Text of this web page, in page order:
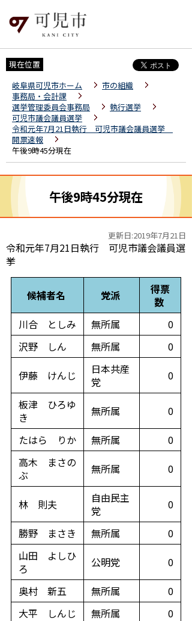
現在位置
岐阜県可児市ホーム
市の組織
事務局・会計課
選挙管理委員会事務局
執行選挙
可児市議会議員選挙
令和元年7月21日執行 可児市議会議員選挙
開票速報
午後9時45分現在
午後9時45分現在
更新日:2019年7月21日
令和元年7月21日執行 可児市議会議員選
挙
候補者名 党派
得票
数
川合 としみ
無所属
0
沢野 しん
無所属
0
伊藤 けんじ
日本共産
党
0
板津 ひろゆ
き
無所属
0
たはら りか
無所属
0
高木 まさの
ぶ
無所属 0
林 則夫
自由民主
党
0
勝野 まさき
無所属
0
山田 よしひ
ろ
公明党
0
奥村 新五
無所属
0
大平 しんじ
無所属
0